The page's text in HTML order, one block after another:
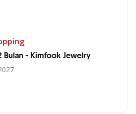
Bulan - Kimfook Jewelry